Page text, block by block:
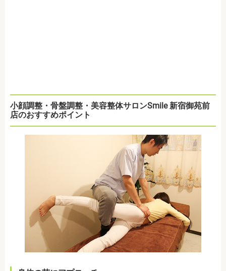
小顔調整・骨盤調整・美容整体サロンSmile 新宿御苑前
店のおすすめポイント